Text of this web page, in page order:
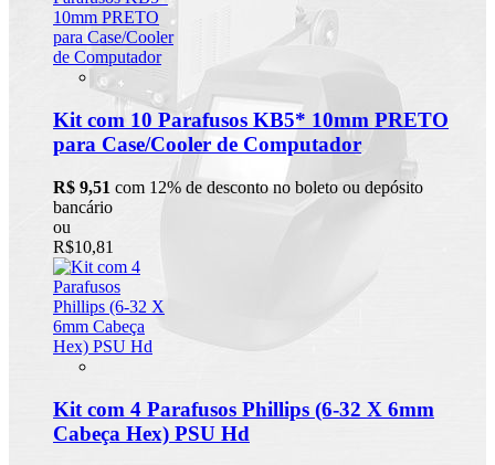
Kit com 10 Parafusos KB5* 10mm PRETO
para Case/Cooler de Computador
R$ 9,51 com 12% de desconto no boleto ou depósito
bancário
ou
R$10,81
Kit com 4 Parafusos Phillips (6-32 X 6mm
Cabeça Hex) PSU Hd